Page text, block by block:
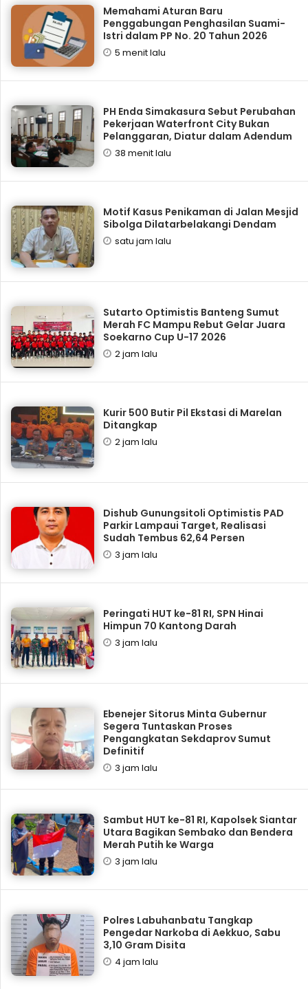
Memahami Aturan Baru
Penggabungan Penghasilan Suami-
Istri dalam PP No. 20 Tahun 2026
5 menit lalu
PH Enda Simakasura Sebut Perubahan
Pekerjaan Waterfront City Bukan
Pelanggaran, Diatur dalam Adendum
38 menit lalu
Motif Kasus Penikaman di Jalan Mesjid
Sibolga Dilatarbelakangi Dendam
satu jam lalu
Sutarto Optimistis Banteng Sumut
Merah FC Mampu Rebut Gelar Juara
Soekarno Cup U-17 2026
2 jam lalu
Kurir 500 Butir Pil Ekstasi di Marelan
Ditangkap
2 jam lalu
Dishub Gunungsitoli Optimistis PAD
Parkir Lampaui Target, Realisasi
Sudah Tembus 62,64 Persen
3 jam lalu
Peringati HUT ke-81 RI, SPN Hinai
Himpun 70 Kantong Darah
3 jam lalu
Ebenejer Sitorus Minta Gubernur
Segera Tuntaskan Proses
Pengangkatan Sekdaprov Sumut
Definitif
3 jam lalu
Sambut HUT ke-81 RI, Kapolsek Siantar
Utara Bagikan Sembako dan Bendera
Merah Putih ke Warga
3 jam lalu
Polres Labuhanbatu Tangkap
Pengedar Narkoba di Aekkuo, Sabu
3,10 Gram Disita
4 jam lalu